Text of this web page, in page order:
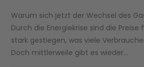
Warum sich jetzt der Wechsel des
Durch die Energiekrise sind die Preise
stark gestiegen, was viele
Doch mittlerweile gibt es wieder…